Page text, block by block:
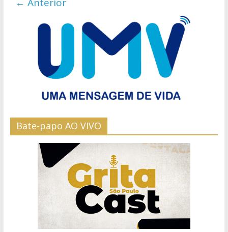
Bate-papo AO VIVO